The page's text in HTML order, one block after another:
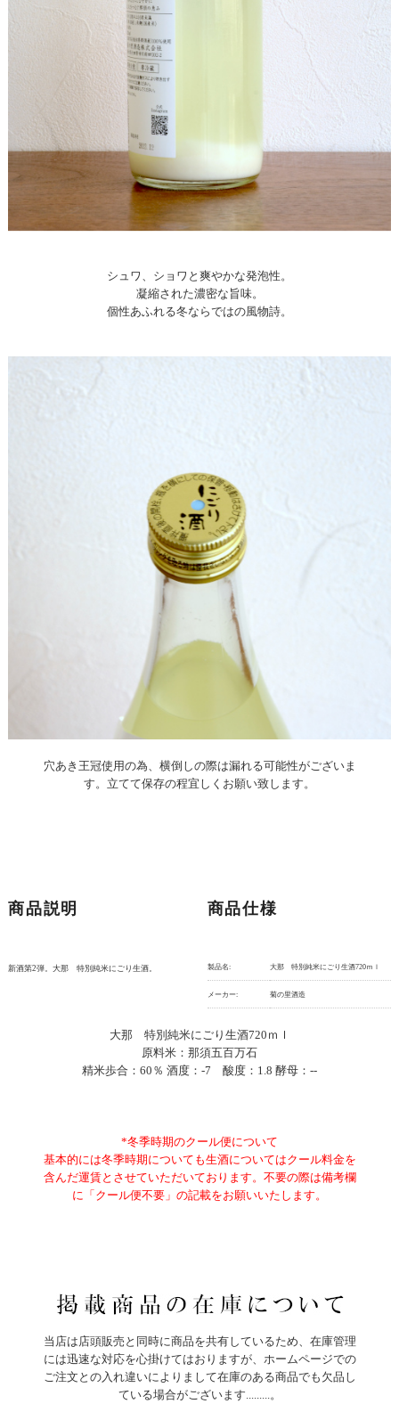
シュワ、ショワと爽やかな発泡性。
凝縮された濃密な旨味。
個性あふれる冬ならではの風物詩。
穴あき王冠使用の為、横倒しの際は漏れる可能性がございま
す。立てて保存の程宜しくお願い致します。
商品説明
新酒第2弾。大那 特別純米にごり生酒。
商品仕様
製品名: 大那 特別純米にごり生酒720ｍｌ
メーカー: 菊の里酒造
大那 特別純米にごり生酒720ｍｌ
原料米：那須五百万石
精米歩合：60％ 酒度：-7 酸度：1.8 酵母：--
*冬季時期のクール便について
基本的には冬季時期についても生酒についてはクール料金を
含んだ運賃とさせていただいております。不要の際は備考欄
に「クール便不要」の記載をお願いいたします。
当店は店頭販売と同時に商品を共有しているため、在庫管理
には迅速な対応を心掛けてはおりますが、ホームページでの
ご注文との入れ違いによりまして在庫のある商品でも欠品し
ている場合がございます.........。